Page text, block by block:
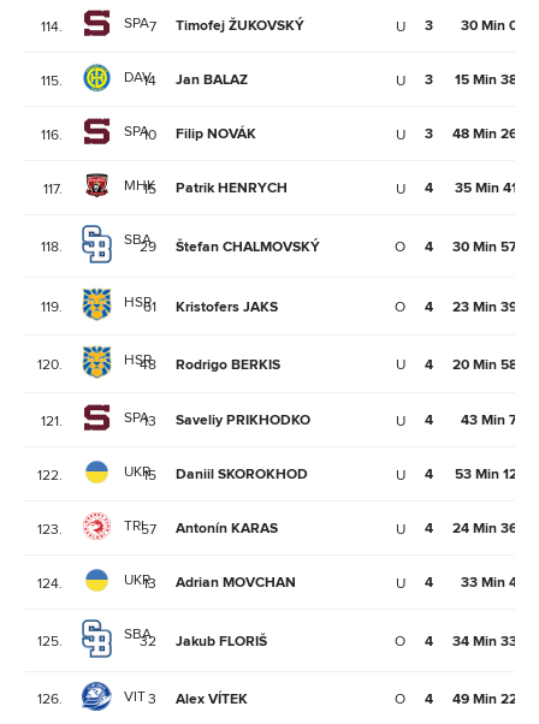
114. SPA7 Timofej ŽUKOVSKÝ U 3 30 Min
115. DAV14 Jan BALAZ U 3 15 Min
116. SPA10 Filip NOVÁK U 3 48 Min
117. MHK
15 Patrik HENRYCH U 4 35 Min
118. SBA
29 Štefan CHALMOVSKÝ O 4 30 Min
119. HSR61 Kristofers JAKS O 4 23 Min
120. HSR
48 Rodrigo BERKIS U 4 20 Min
121. SPA13 Saveliy PRIKHODKO U 4 43 Min
122. UKR15 Daniil SKOROKHOD U 4 53 Min
123. TRI57 Antonín KARAS U 4 24 Min
124. UKR13 Adrian MOVCHAN U 4 33 Min
125. SBA
32 Jakub FLORIŠ O 4 34 Min
126. VIT3 Alex VÍTEK O 4 49 Min